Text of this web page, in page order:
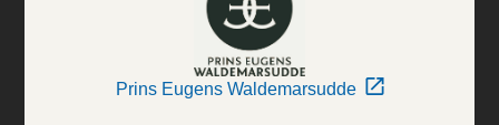
Prins Eugens Waldemarsudde